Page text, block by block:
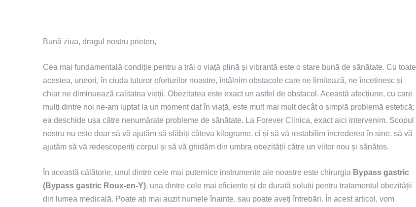
Bună ziua, dragul nostru prieten,
Cea mai fundamentală condiție pentru a trăi o viață plină și vibrantă este o stare bună de sănătate. Cu toate
acestea, uneori, în ciuda tuturor eforturilor noastre, întâlnim obstacole care ne limitează, ne încetinesc și
chiar ne diminuează calitatea vieții. Obezitatea este exact un astfel de obstacol. Această afecțiune, cu care
mulți dintre noi ne-am luptat la un moment dat în viață, este mult mai mult decât o simplă problemă estetică;
ea deschide ușa către nenumărate probleme de sănătate. La Forever Clinica, exact aici intervenim. Scopul
nostru nu este doar să vă ajutăm să slăbiți câteva kilograme, ci și să vă restabilim încrederea în sine, să vă
ajutăm să vă redescoperiți corpul și să vă ghidăm din umbra obezității către un viitor nou și sănătos.
În această călătorie, unul dintre cele mai puternice instrumente ale noastre este chirurgia Bypass gastric
(Bypass gastric Roux-en-Y), una dintre cele mai eficiente și de durată soluții pentru tratamentul obezității
din lumea medicală. Poate ați mai auzit numele înainte, sau poate aveți întrebări. În acest articol, vom